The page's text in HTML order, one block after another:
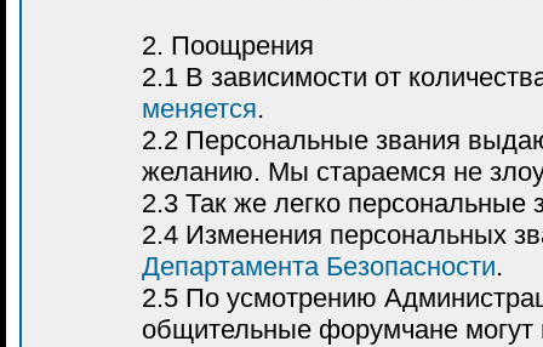
2. Поощрения
2.1 В зависимости от
меняется.
2.2 Персональные звания
желанию. Мы стараемся не
2.3 Так же легко
2.4 Изменения персональных
Департамента Безопасности.
2.5 По усмотрению
общительные форумчане